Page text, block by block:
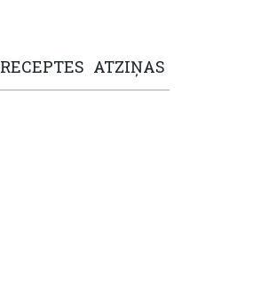
RECEPTES ATZIŅAS